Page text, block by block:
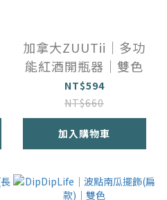
加拿大ZUUTii｜多功
能紅酒開瓶器｜雙色
NT$594
NT$660
加入購物車